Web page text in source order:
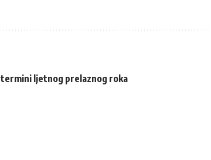
termini ljetnog prelaznog roka